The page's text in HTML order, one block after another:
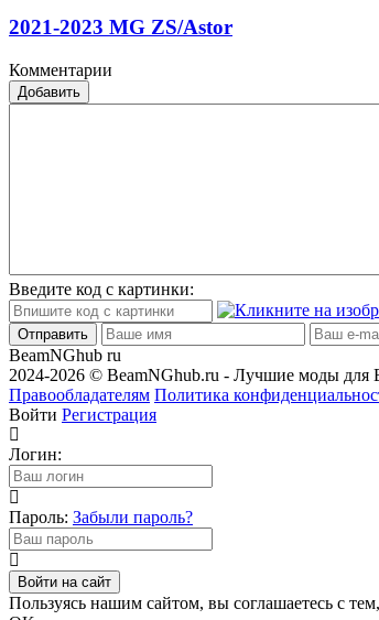
2021-2023 MG ZS/Astor
Комментарии
Добавить
Введите код с картинки:
Отправить
BeamNGhub ru
2024-2026 © BeamNGhub.ru - Лучшие моды для
Правообладателям Политика
Войти Регистрация
Логин:
Пароль: Забыли пароль?
Войти на сайт
Пользуясь нашим сайтом, вы соглашаетесь с